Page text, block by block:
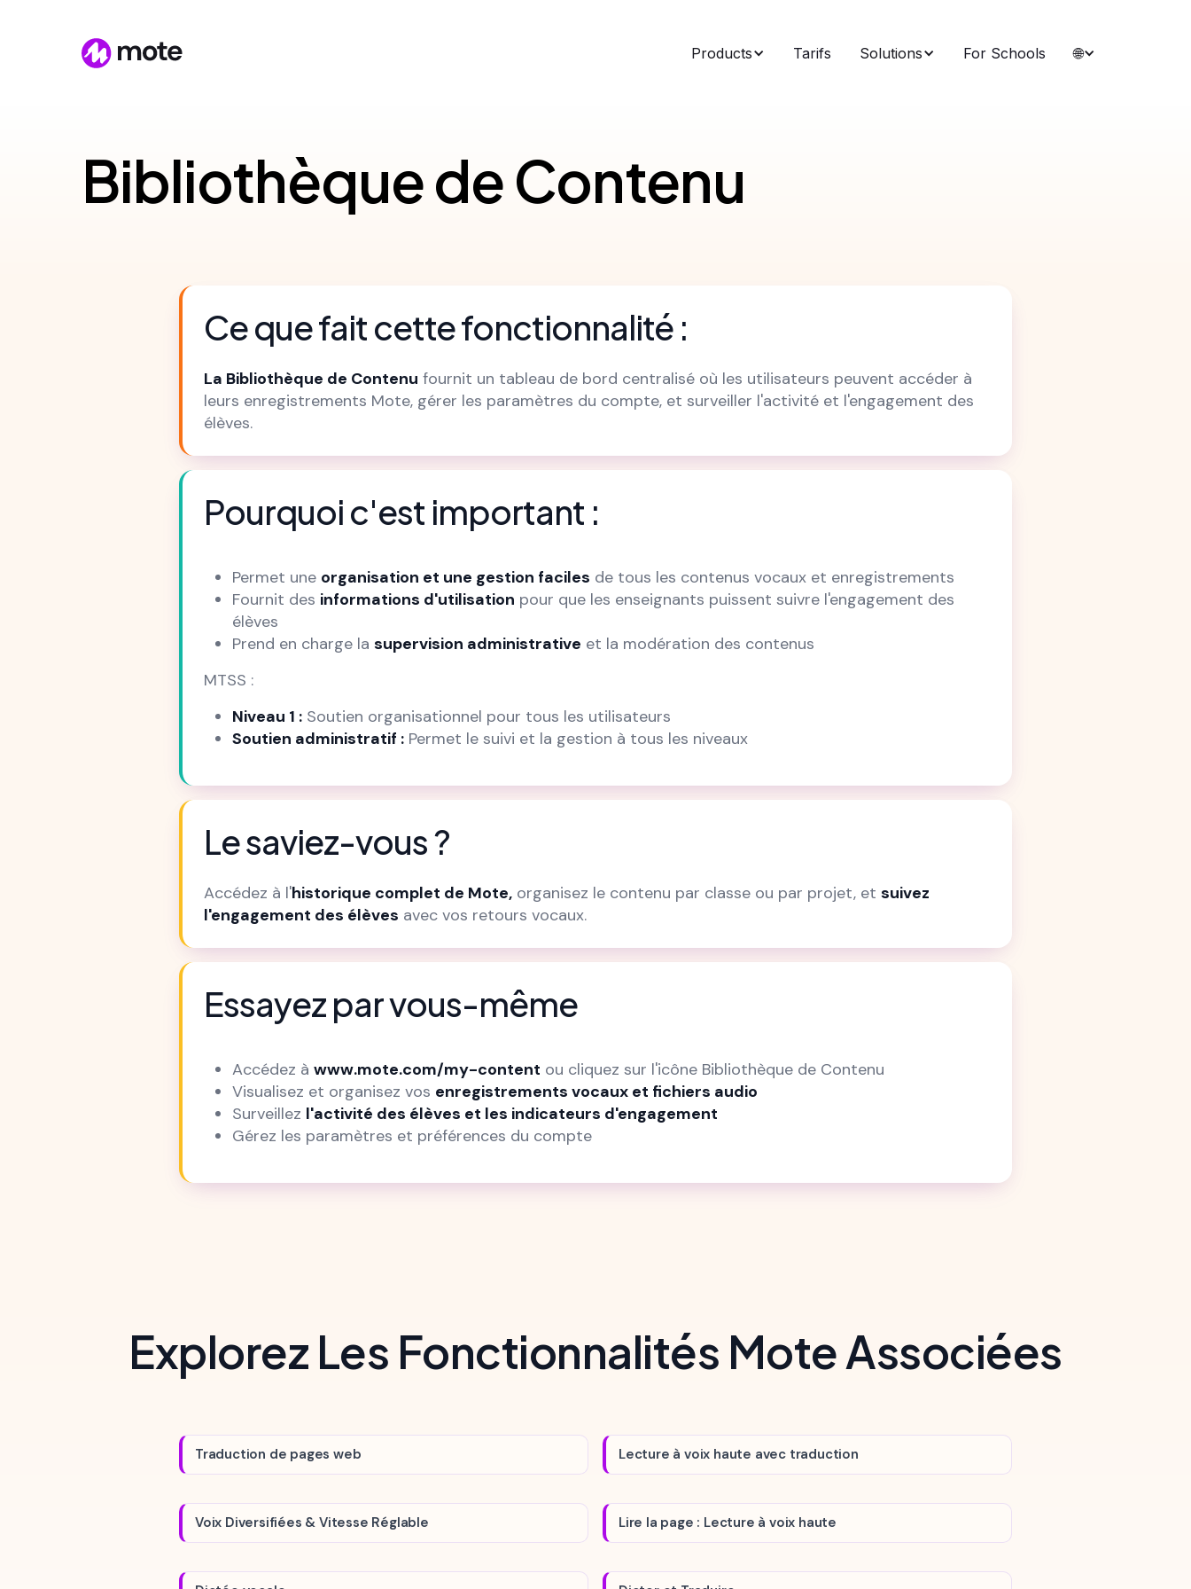
Products Tarifs Solutions For Schools 🌐
Bibliothèque de Contenu
Ce que fait cette fonctionnalité :
La Bibliothèque de Contenu fournit un tableau de bord centralisé où les utilisateurs peuvent accéder à
leurs enregistrements Mote, gérer les paramètres du compte, et surveiller l'activité et l'engagement des
élèves.
Pourquoi c'est important :
Permet une organisation et une gestion faciles de tous les contenus vocaux et enregistrements
Fournit des informations d'utilisation pour que les enseignants puissent suivre l'engagement des
élèves
Prend en charge la supervision administrative et la modération des contenus
MTSS :
Niveau 1 : Soutien organisationnel pour tous les utilisateurs
Soutien administratif : Permet le suivi et la gestion à tous les niveaux
Le saviez-vous ?
Accédez à l'historique complet de Mote, organisez le contenu par classe ou par projet, et suivez
l'engagement des élèves avec vos retours vocaux.
Essayez par vous-même
Accédez à www.mote.com/my-content ou cliquez sur l'icône Bibliothèque de Contenu
Visualisez et organisez vos enregistrements vocaux et fichiers audio
Surveillez l'activité des élèves et les indicateurs d'engagement
Gérez les paramètres et préférences du compte
Explorez Les Fonctionnalités Mote Associées
Traduction de pages web Lecture à voix haute avec traduction
Voix Diversifiées & Vitesse Réglable Lire la page : Lecture à voix haute